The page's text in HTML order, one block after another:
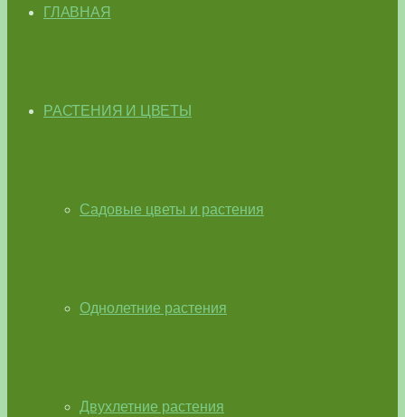
ГЛАВНАЯ
РАСТЕНИЯ И ЦВЕТЫ
Садовые цветы и растения
Однолетние растения
Двухлетние растения